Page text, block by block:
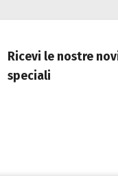
Ricevi le nostre
speciali